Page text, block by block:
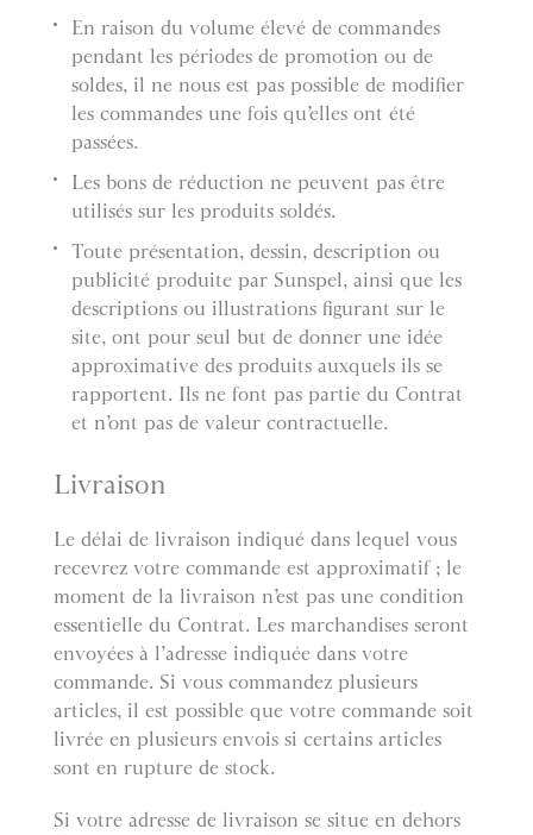
En raison du volume élevé de commandes
pendant les périodes de promotion ou de
soldes, il ne nous est pas possible de modifier
les commandes une fois qu’elles ont été
passées.
Les bons de réduction ne peuvent pas être
utilisés sur les produits soldés.
Toute présentation, dessin, description ou
publicité produite par Sunspel, ainsi que les
descriptions ou illustrations figurant sur le
site, ont pour seul but de donner une idée
approximative des produits auxquels ils se
rapportent. Ils ne font pas partie du Contrat
et n’ont pas de valeur contractuelle.
Livraison
Le délai de livraison indiqué dans lequel vous
recevrez votre commande est approximatif ; le
moment de la livraison n’est pas une condition
essentielle du Contrat. Les marchandises seront
envoyées à l’adresse indiquée dans votre
commande. Si vous commandez plusieurs
articles, il est possible que votre commande soit
livrée en plusieurs envois si certains articles
sont en rupture de stock.
Si votre adresse de livraison se situe en dehors